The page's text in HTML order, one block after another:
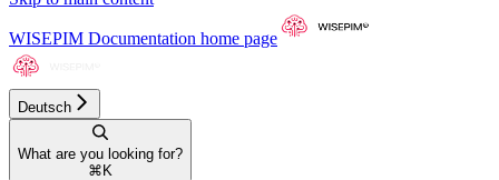
WISEPIM Documentation home page
Deutsch
What are you looking for?
⌘ K